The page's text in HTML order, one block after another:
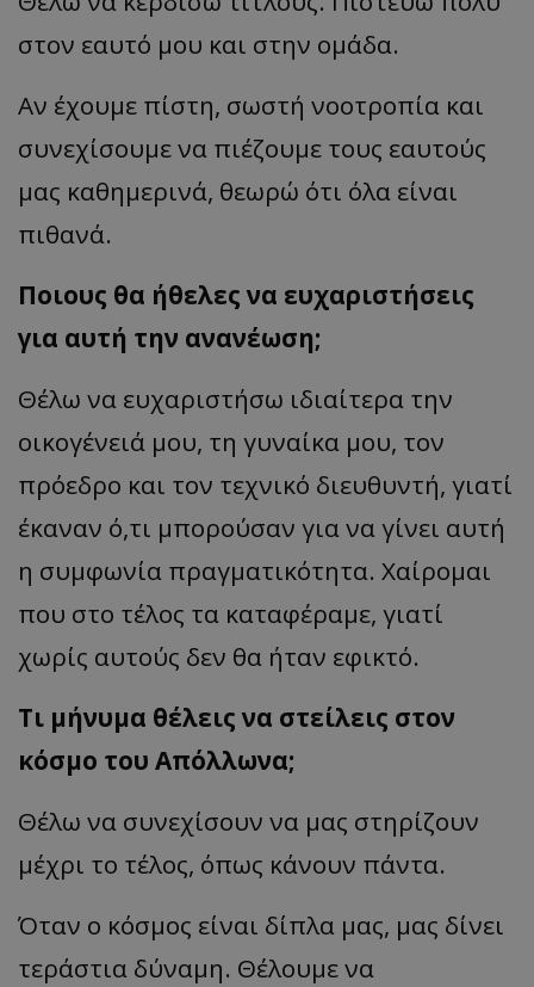
στον εαυτό μου και στην ομάδα.
Αν έχουμε πίστη, σωστή νοοτροπία και
συνεχίσουμε να πιέζουμε τους εαυτούς
μας καθημερινά, θεωρώ ότι όλα είναι
πιθανά.
Ποιους θα ήθελες να ευχαριστήσεις
για αυτή την ανανέωση;
Θέλω να ευχαριστήσω ιδιαίτερα την
οικογένειά μου, τη γυναίκα μου, τον
πρόεδρο και τον τεχνικό διευθυντή, γιατί
έκαναν ό,τι μπορούσαν για να γίνει αυτή
η συμφωνία πραγματικότητα. Χαίρομαι
που στο τέλος τα καταφέραμε, γιατί
χωρίς αυτούς δεν θα ήταν εφικτό.
Τι μήνυμα θέλεις να στείλεις στον
κόσμο του Απόλλωνα;
Θέλω να συνεχίσουν να μας στηρίζουν
μέχρι το τέλος, όπως κάνουν πάντα.
Όταν ο κόσμος είναι δίπλα μας, μας δίνει
τεράστια δύναμη. Θέλουμε να